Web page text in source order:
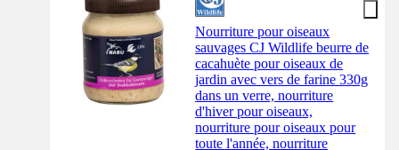
Nourriture pour oiseaux
sauvages CJ Wildlife beurre de
cacahuète pour oiseaux de
jardin avec vers de farine 330g
dans un verre, nourriture
d'hiver pour oiseaux,
nourriture pour oiseaux pour
toute l'année, nourriture